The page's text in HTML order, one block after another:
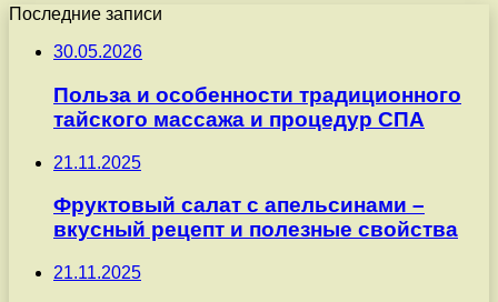
Последние записи
30.05.2026
Польза и особенности традиционного
тайского массажа и процедур СПА
21.11.2025
Фруктовый салат с апельсинами –
вкусный рецепт и полезные свойства
21.11.2025